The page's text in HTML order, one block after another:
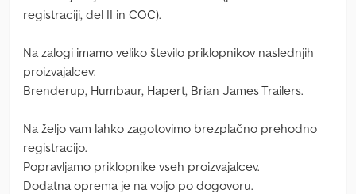
registraciji, del II in COC).
Na zalogi imamo veliko število priklopnikov naslednjih
proizvajalcev:
Brenderup, Humbaur, Hapert, Brian James Trailers.
Na željo vam lahko zagotovimo brezplačno prehodno
registracijo.
Popravljamo priklopnike vseh proizvajalcev.
Dodatna oprema je na voljo po dogovoru.